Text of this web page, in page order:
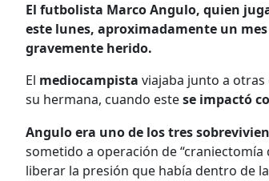
El futbolista Marco Angulo, quien
este lunes, aproximadamente un
gravemente herido.
El mediocampista viajaba junto a
su hermana, cuando estese impactó
Angulo era uno de los tres
sometido a operación de
liberar la presión que había dentro de